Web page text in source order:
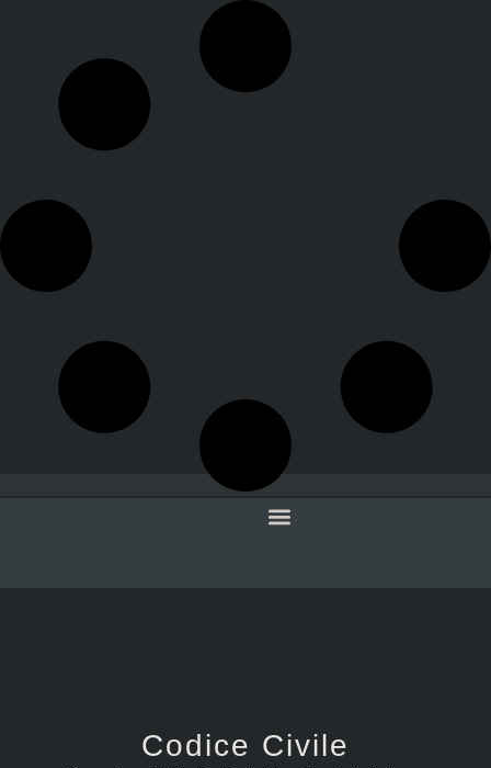
Codice Civile